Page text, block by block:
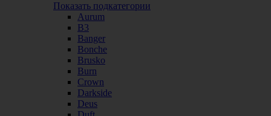
Показать подкатегории
Aurum
B3
Banger
Bonche
Brusko
Burn
Crown
Darkside
Deus